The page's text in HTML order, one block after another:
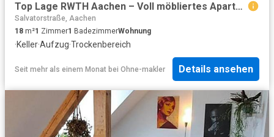
Top Lage RWTH Aachen – Voll möbliertes Apartment mit neuer Ausstattung frisch saniert!
Salvatorstraße, Aachen
18 m²1 Zimmer1 BadezimmerWohnung
·Keller·Aufzug·Trockenbereich
Seit mehr als einem Monat bei Ohne-makler Details ansehen